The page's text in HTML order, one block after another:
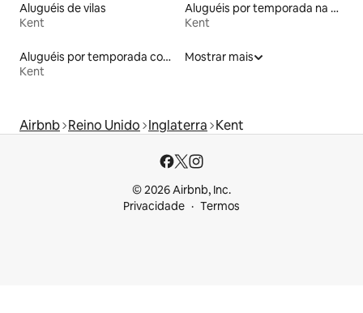
Aluguéis de vilas
Kent
Aluguéis por temporada na orla
Kent
Aluguéis por temporada com banheiro para PCD
Kent
Mostrar mais
Airbnb Reino Unido Inglaterra Kent
© 2026 Airbnb, Inc.
Privacidade
Termos